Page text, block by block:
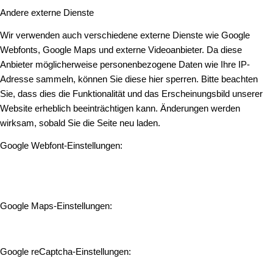
Andere externe Dienste
Wir verwenden auch verschiedene externe Dienste wie Google
Webfonts, Google Maps und externe Videoanbieter. Da diese
Anbieter möglicherweise personenbezogene Daten wie Ihre IP-
Adresse sammeln, können Sie diese hier sperren. Bitte beachten
Sie, dass dies die Funktionalität und das Erscheinungsbild unserer
Website erheblich beeinträchtigen kann. Änderungen werden
wirksam, sobald Sie die Seite neu laden.
Google Webfont-Einstellungen:
Google Maps-Einstellungen:
Google reCaptcha-Einstellungen: